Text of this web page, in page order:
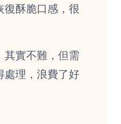
復酥脆口感，很
其實不難，但需
處理，浪費了好